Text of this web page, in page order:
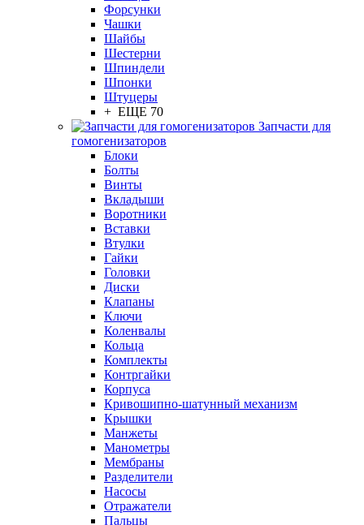
Форсунки
Чашки
Шайбы
Шестерни
Шпиндели
Шпонки
Штуцеры
+ ЕЩЕ 70
Запчасти для
гомогенизаторов
Блоки
Болты
Винты
Вкладыши
Воротники
Вставки
Втулки
Гайки
Головки
Диски
Клапаны
Ключи
Коленвалы
Кольца
Комплекты
Контргайки
Корпуса
Кривошипно-шатунный механизм
Крышки
Манжеты
Манометры
Мембраны
Разделители
Насосы
Отражатели
Пальцы